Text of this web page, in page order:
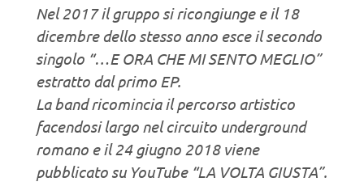
Nel 2017 il gruppo si ricongiunge e il 18
dicembre dello stesso anno esce il secondo
singolo “…E ORA CHE MI SENTO MEGLIO”
estratto dal primo EP.
La band ricomincia il percorso artistico
facendosi largo nel circuito underground
romano e il 24 giugno 2018 viene
pubblicato su YouTube “LA VOLTA GIUSTA”.